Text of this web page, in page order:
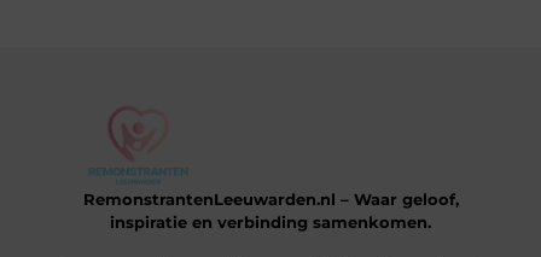
RemonstrantenLeeuwarden.nl – Waar geloof,
inspiratie en verbinding samenkomen.